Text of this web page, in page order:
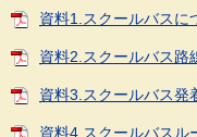
資料1.スクールバスに
資料2.スクールバス路
資料3.スクールバス発
資料4.スクールバスル